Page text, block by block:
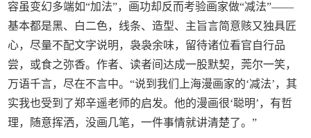
容虽变幻多端如“加法”，画功却反而考验画家做“减法”——
基本都是黑、白二色，线条、造型、主旨言简意赅又独具匠
心，尽量不配文字说明，袅袅余味，留待诸位看官自行品
尝，或食之弥香。作者、读者间达成一股默契，莞尔一笑，
万语千言，尽在不言中。“说到我们上海漫画家的‘减法’，其
实我也受到了郑辛遥老师的启发。他的漫画很‘聪明’，有哲
理，随意挥洒，没画几笔，一件事情就讲清楚了。”